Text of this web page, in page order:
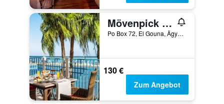
Mövenpick Resort & Spa El Gouna
Po Box 72, El Gouna, Ägypten
130 €
Zum Angebot